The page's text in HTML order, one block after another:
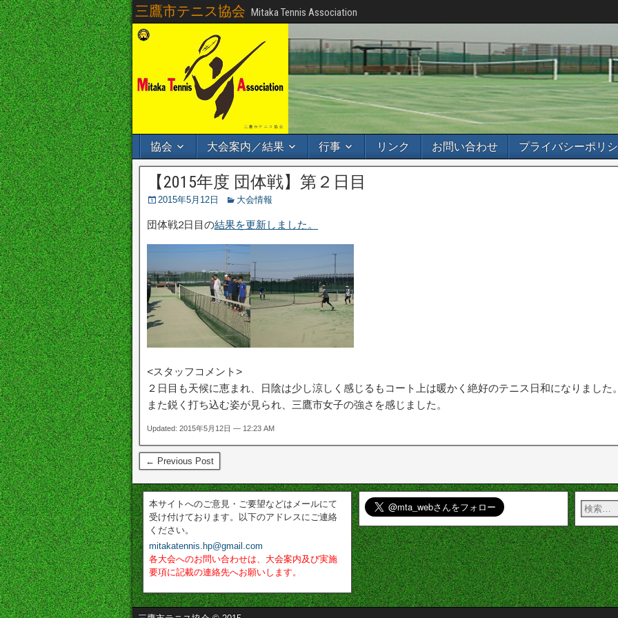
三鷹市テニス協会 Mitaka Tennis Association
協会 大会案内／結果 行事 リンク お問い合わせ プライバシーポリ
【2015年度 団体戦】第２日目
2015年5月12日 大会情報
団体戦2日目の結果を更新しました。
<スタッフコメント>
２日目も天候に恵まれ、日陰は少し涼しく感じるもコート上は暖かく絶好のテニス日和になりまし
また鋭く打ち込む姿が見られ、三鷹市女子の強さを感じました。
Updated: 2015年5月12日 — 12:23 AM
← Previous Post
本サイトへのご意見・ご要望などはメールにて
受け付けております。以下のアドレスにご連絡
ください。
mitakatennis.hp@gmail.com
各大会へのお問い合わせは、大会案内及び実施
要項に記載の連絡先へお願いします。